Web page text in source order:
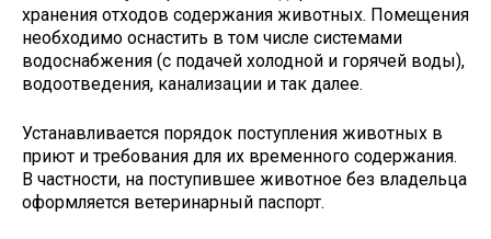
хранения отходов содержания животных. Помещения
необходимо оснастить в том числе системами
водоснабжения (с подачей холодной и горячей воды),
водоотведения, канализации и так далее.
Устанавливается порядок поступления животных в
приют и требования для их временного содержания.
В частности, на поступившее животное без владельца
оформляется ветеринарный паспорт.